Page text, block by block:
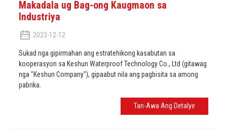
Makadala ug Bag-ong Kaugmaon sa
Industriya
2023-12-12
Sukad nga gipirmahan ang estratehikong kasabutan sa
kooperasyon sa Keshun Waterproof Technology Co., Ltd (gitawag
nga "Keshun Company"), gipaabut nila ang pagbisita sa among
pabrika.
Tan-Awa Ang Detalye